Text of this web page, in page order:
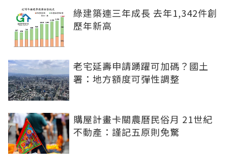
綠建築連三年成長 去年1,342件創
歷年新高
老宅延壽申請踴躍可加碼？國土
署：地方額度可彈性調整
購屋計畫卡關農曆民俗月 21世紀
不動產：謹記五原則免驚